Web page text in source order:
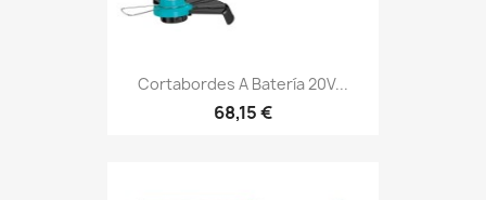
Cortabordes A Batería 20V...
68,15 €